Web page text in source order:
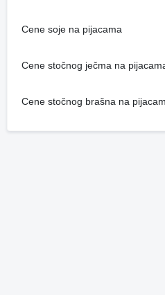
Cene soje na pijacama
Cene stočnog ječma na
Cene stočnog brašna na